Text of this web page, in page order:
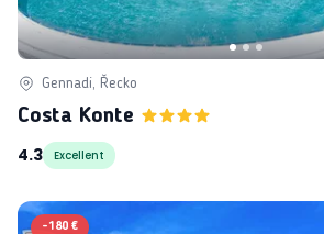
Gennadi, Řecko
Costa Konte
4.3
Excellent
-180 €